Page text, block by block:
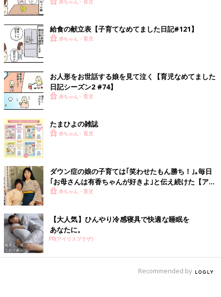
赤ちゃん・育児
給食の献立表【子育てなめてました日記#121】
赤ちゃん・育児
お人形をお世話する娘を見て泣く【育児なめてました
日記シーズン2 #74】
赤ちゃん・育児
たまひよの雑誌
赤ちゃん・育児
ダウン症の娘の子育ては｢笑わせたもん勝ち！｣｡毎日
｢お母さんは有香ちゃんが好きよ｣と伝え続けた【アマ
チュア落語家・村上有香】
赤ちゃん・育児
【大人気】ひんやり冷感寝具で快適な睡眠を
あなたに。
PR(アイリスプラザ)
Recommended by